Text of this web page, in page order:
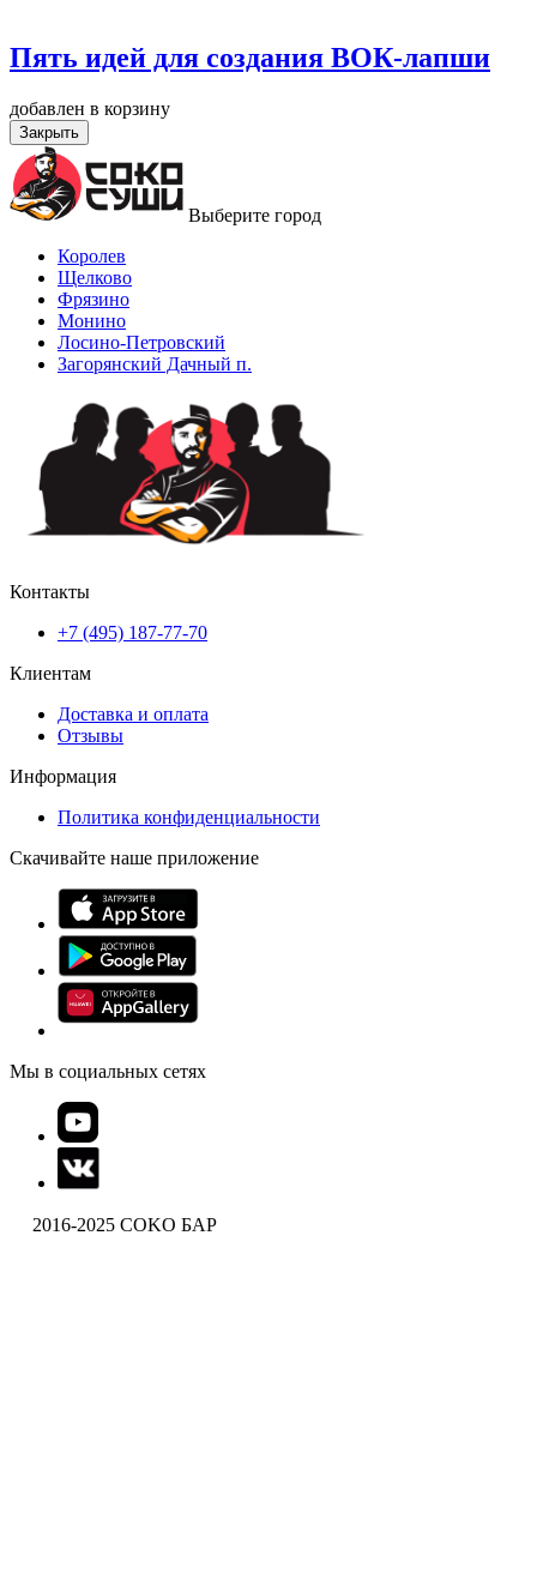
Пять идей для создания ВОК-лапши
добавлен в корзину
Закрыть
Выберите город
Королев
Щелково
Фрязино
Монино
Лосино-Петровский
Загорянский Дачный п.
Контакты
+7 (495) 187-77-70
Клиентам
Доставка и оплата
Отзывы
Информация
Политика конфиденциальности
Скачивайте наше приложение
Мы в социальных сетях
2016-2025 COKO БАР